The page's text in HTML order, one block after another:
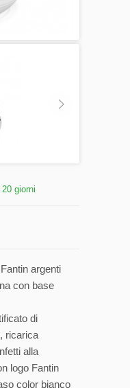
20 giorni
argenti
con base
di
ricarica
alla
logo Fantin
color bianco